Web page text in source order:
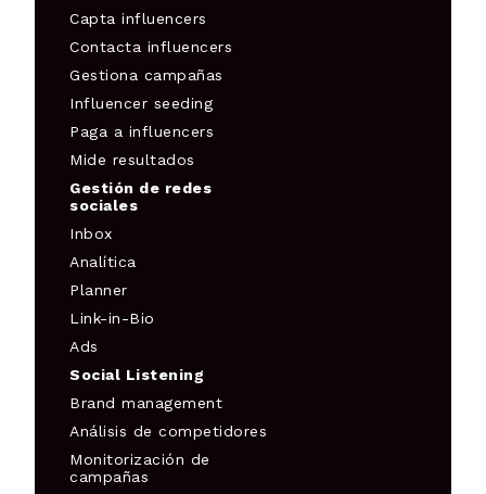
Capta influencers
Contacta influencers
Gestiona campañas
Influencer seeding
Paga a influencers
Mide resultados
Gestión de redes
sociales
Inbox
Analítica
Planner
Link-in-Bio
Ads
Social Listening
Brand management
Análisis de competidores
Monitorización de
campañas